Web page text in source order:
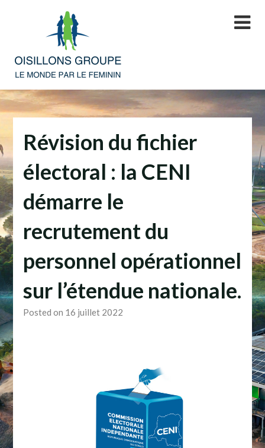
Révision du fichier
électoral : la CENI
démarre le
recrutement du
personnel opérationnel
sur l’étendue nationale.
Posted on 16 juillet 2022